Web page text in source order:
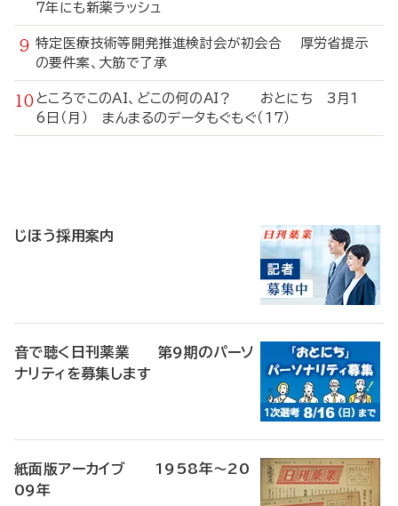
7年にも新薬ラッシュ
特定医療技術等開発推進検討会が初会合 厚労省提示
の要件案、大筋で了承
ところでこのAI、どこの何のAI？ おとにち 3月1
6日（月） まんまるのデータもぐもぐ（17）
じほう採用案内
音で聴く日刊薬業 第9期のパーソ
ナリティを募集します
紙面版アーカイブ 1958年～20
09年